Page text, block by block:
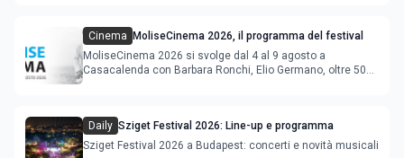
Cinema
MoliseCinema 2026, il programma del festival
MoliseCinema 2026 si svolge dal 4 al 9 agosto a
Casacalenda con Barbara Ronchi, Elio Germano, oltre 50
Daily Sziget Festival 2026: Line-up e programma
Sziget Festival 2026 a Budapest: concerti e novità musicali